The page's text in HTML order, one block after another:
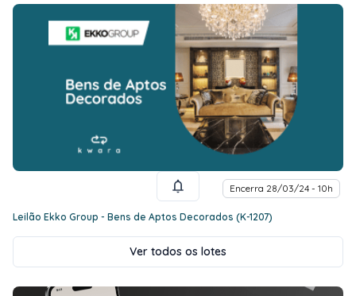
Encerra 28/03/24 - 10h
Leilão Ekko Group - Bens de Aptos Decorados (K-1207)
Ver todos os lotes